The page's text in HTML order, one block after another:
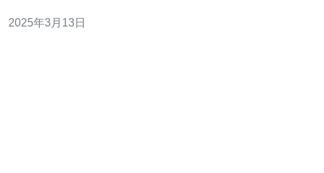
台湾X站的发展做出贡献。 在台湾X站交流群中，人们可以
2025年3月13日